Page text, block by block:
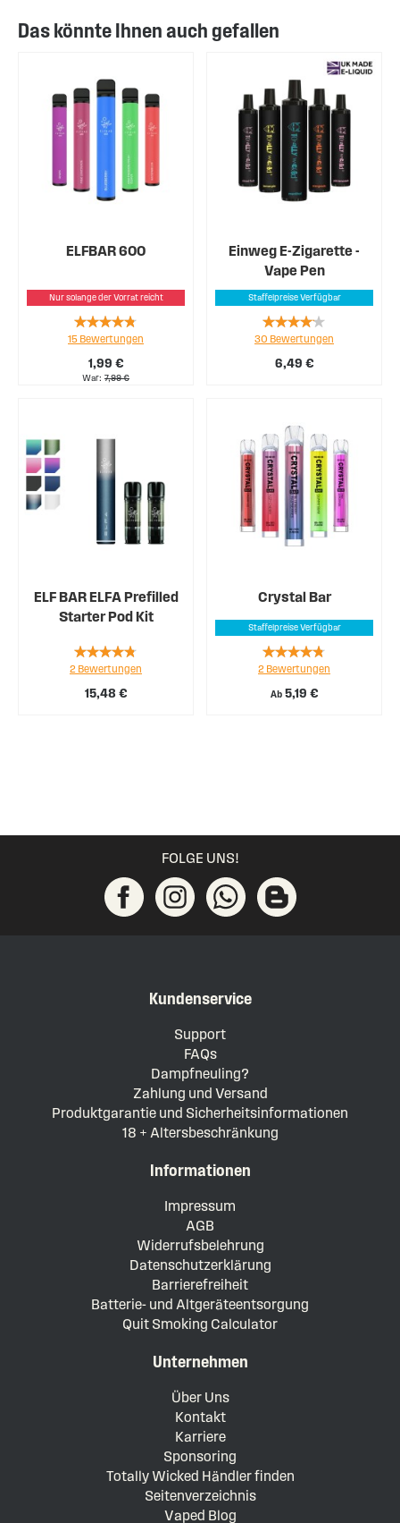
Das könnte Ihnen auch gefallen
ELFBAR 600
Nur solange der Vorrat reicht
1,99 €
War 7,99 €
Rating:
89%
15 Bewertungen
Einweg E-Zigarette -
Vape Pen
Staffelpreise Verfügbar
6,49 €
Rating:
78%
30 Bewertungen
ELF BAR ELFA Prefilled
Starter Pod Kit
15,48 €
Rating:
90%
2 Bewertungen
Crystal Bar
Staffelpreise Verfügbar
Ab 5,19 €
Rating:
90%
2 Bewertungen
FOLGE UNS!
Kundenservice
Support
FAQs
Dampfneuling?
Zahlung und Versand
Produktgarantie und Sicherheitsinformationen
18 + Altersbeschränkung
Informationen
Impressum
AGB
Widerrufsbelehrung
Datenschutzerklärung
Barrierefreiheit
Batterie- und Altgeräteentsorgung
Quit Smoking Calculator
Unternehmen
Über Uns
Kontakt
Karriere
Sponsoring
Totally Wicked Händler finden
Seitenverzeichnis
Vaped Blog